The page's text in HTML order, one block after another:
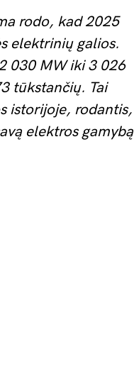
rodo, kad 2025
elektrinių galios.
030 MW iki 3 026
tūkstančių. Tai
istorijoje, rodantis,
elektros gamybą